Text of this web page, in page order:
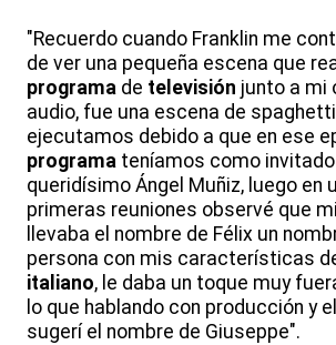
"Recuerdo cuando Franklin me
de ver una pequeña escena que
programa de televisión junto a mi
audio, fue una escena de
ejecutamos debido a que en ese
programa teníamos como invitado
queridísimo Ángel Muñiz, luego en
primeras reuniones observé que
llevaba el nombre de Félix un
persona con mis características
italiano, le daba un toque muy
lo que hablando con producción y el
sugerí el nombre de Giuseppe".